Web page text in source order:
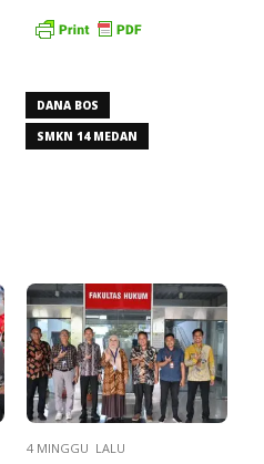
DANA BOS
SMKN 14 MEDAN
4 MINGGU LALU